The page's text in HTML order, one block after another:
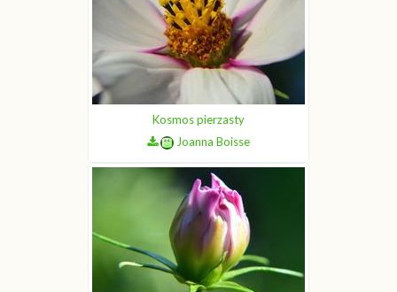
Joanna Boisse
Kosmos pierzasty
Joanna Boisse